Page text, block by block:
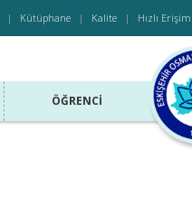
Kütüphane Kalite Hızlı Erişim
ÖĞRENCI